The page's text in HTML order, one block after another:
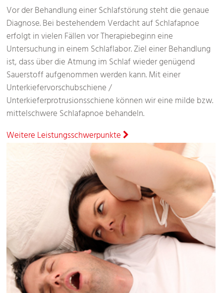
Vor der Behandlung einer Schlafstörung steht die genaue
Diagnose. Bei bestehendem Verdacht auf Schlafapnoe
erfolgt in vielen Fällen vor Therapiebeginn eine
Untersuchung in einem Schlaflabor. Ziel einer Behandlung
ist, dass über die Atmung im Schlaf wieder genügend
Sauerstoff aufgenommen werden kann. Mit einer
Unterkiefervorschubschiene /
Unterkieferprotrusionsschiene können wir eine milde bzw.
mittelschwere Schlafapnoe behandeln.
Weitere Leistungsschwerpunkte